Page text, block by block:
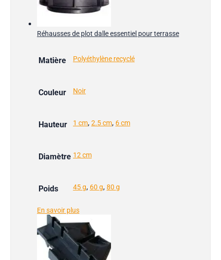
Réhausses de plot dalle essentiel pour terrasse
Matière Polyéthylène recyclé
Couleur Noir
Hauteur 1 cm, 2.5 cm, 6 cm
Diamètre 12 cm
Poids 45 g, 60 g, 80 g
En savoir plus